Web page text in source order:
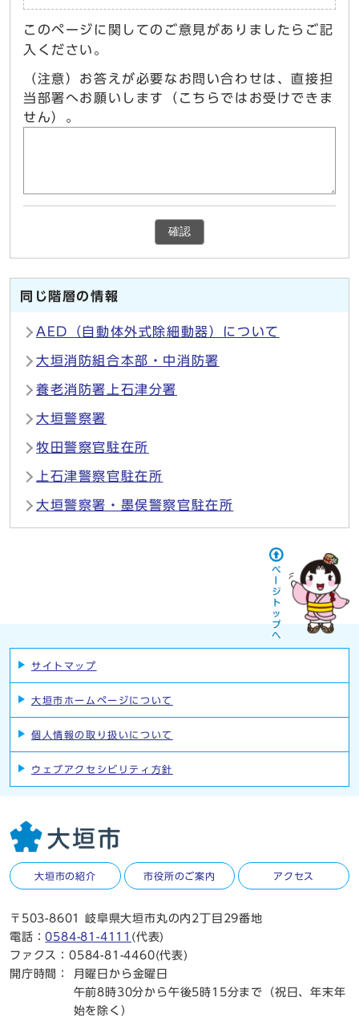
このページに関してのご意見がありましたらご記
入ください。
（注意）お答えが必要なお問い合わせは、直接担
当部署へお願いします（こちらではお受けできま
せん）。
確認
同じ階層の情報
AED（自動体外式除細動器）について
大垣消防組合本部・中消防署
養老消防署上石津分署
大垣警察署
牧田警察官駐在所
上石津警察官駐在所
大垣警察署・墨俣警察官駐在所
サイトマップ
大垣市ホームページについて
個人情報の取り扱いについて
ウェブアクセシビリティ方針
大垣市の紹介 市役所のご案内 アクセス
〒503-8601 岐阜県大垣市丸の内2丁目29番地
電話：0584-81-4111 (代表)
ファクス：0584-81-4460(代表)
開庁時間：
月曜日から金曜日
午前8時30分から午後5時15分まで（祝日、年末年
始を除く）